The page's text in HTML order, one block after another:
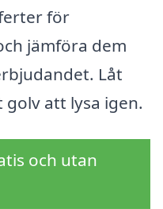
för
jämföra dem
Låt
att lysa igen.
och utan